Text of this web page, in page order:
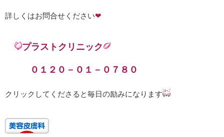
詳しくはお問合せください❤
プラストクリニック
０１２０－０１－０７８０
クリックしてくださると毎日の励みになります